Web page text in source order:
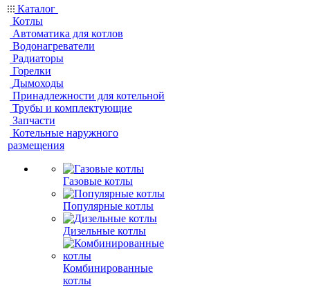
Каталог
Котлы
Автоматика для котлов
Водонагреватели
Радиаторы
Горелки
Дымоходы
Принадлежности для котельной
Трубы и комплектующие
Запчасти
Котельные наружного
размещения
Газовые котлы
Популярные котлы
Дизельные котлы
Комбинированные
котлы